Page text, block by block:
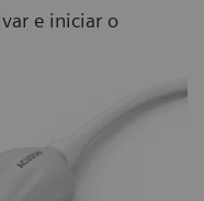
e iniciar o